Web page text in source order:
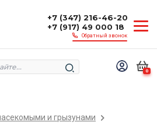
+7 (347) 216-46-20
+7 (917) 49 000 18
Обратный звонок
0
и грызунами